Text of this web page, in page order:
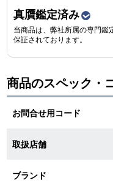
お問い合わせ
保証・アフターサービス
腕時計サイズ調整サービ
店舗受け取りサービス
真贋鑑定済み
当商品は、弊社所属の専門鑑
保証されております。
商品のスペック・
お問合せ用コード
取扱店舗
ブランド